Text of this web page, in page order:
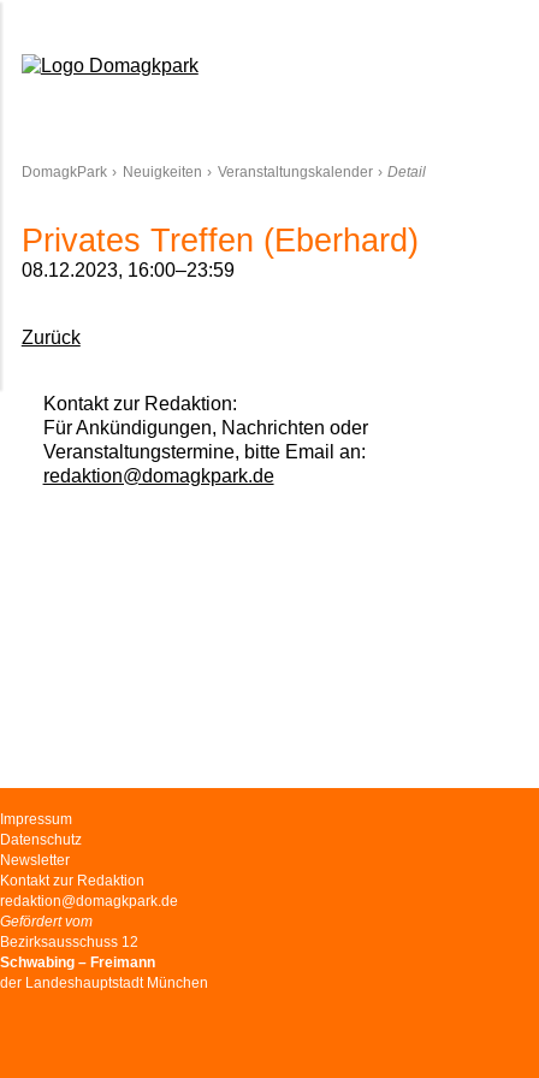
DomagkPark Neuigkeiten Veranstaltungskalender Detail
Privates Treffen (Eberhard)
08.12.2023, 16:00–23:59
Zurück
Kontakt zur Redaktion:
Für Ankündigungen, Nachrichten oder
Veranstaltungstermine, bitte Email an:
redaktion@domagkpark.de
Navigation
überspringen
Impressum
Datenschutz
Newsletter
Kontakt zur Redaktion
redaktion@domagkpark.de
Gefördert vom
Bezirksausschuss 12
Schwabing – Freimann
der Landeshauptstadt München